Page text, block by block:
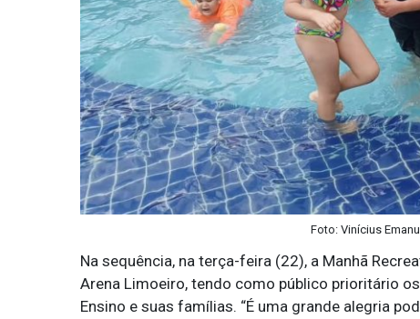
Foto: Vinícius
Na sequência, na terça-feira (22), a Manhã
Arena Limoeiro, tendo como público prioritário
Ensino e suas famílias. “É uma grande alegria